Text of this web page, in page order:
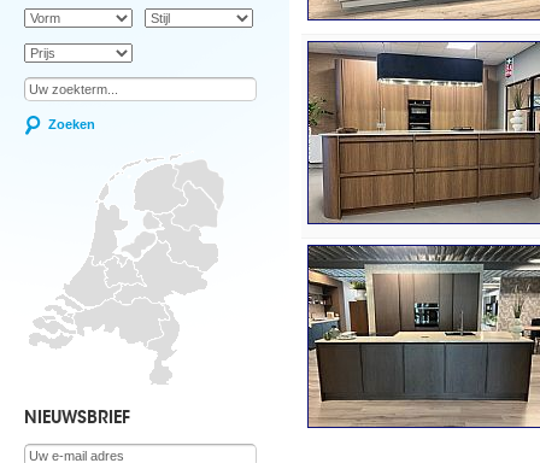
Zoeken
NIEUWSBRIEF